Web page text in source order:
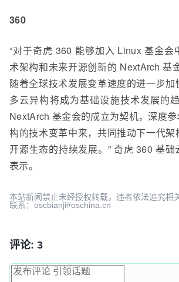
360
“对于奇虎 360 能够加入 Linux 基金会
术架构和未来开源创新的 NextArch 基
随着全球技术发展变革速度的进一步
多云异构将成为基础设施技术发展的
NextArch 基金会的成立为契机，深度
构的技术变革中来，共同推动下一代
开源生态的持续发展。” 奇虎 360 基
表示。
本站新闻禁止未经授权转载，违者依法追究相
联系：oscbianji#oschina.cn
评论: 3